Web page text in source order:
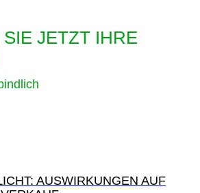
JETZT IHRE
AUSWIRKUNGEN AUF